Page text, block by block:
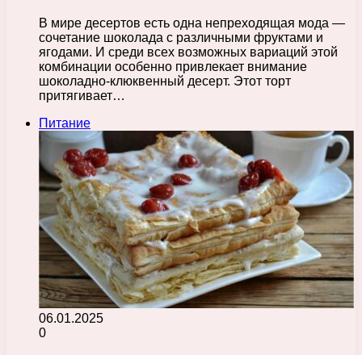
В мире десертов есть одна непреходящая мода —
сочетание шоколада с различными фруктами и
ягодами. И среди всех возможных вариаций этой
комбинации особенно привлекает внимание
шоколадно-клюквенный десерт. Этот торт
притягивает…
Питание
06.01.2025
0